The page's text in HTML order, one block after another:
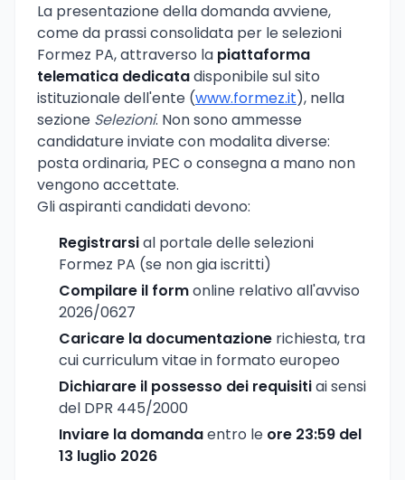
La presentazione della domanda avviene,
come da prassi consolidata per le selezioni
Formez PA, attraverso la piattaforma
telematica dedicatadisponibile sul sito
istituzionale dell'ente (www.formez.it), nella
sezione Selezioni. Non sono ammesse
candidature inviate con modalita diverse:
posta ordinaria, PEC o consegna a mano non
vengono accettate.
Gli aspiranti candidati devono:
Registrarsial portale delle selezioni
Formez PA (se non gia iscritti)
Compilare il formonline relativo all'avviso
2026/0627
Caricare la documentazione richiesta, tra
cui curriculum vitae in formato europeo
Dichiarare il possesso dei requisitiai sensi
del DPR 445/2000
Inviare la domandaentro le ore 23:59 del
13 luglio 2026